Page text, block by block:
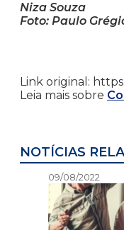
Niza Souza
Foto: Paulo
Link original:
Leia mais sobre
NOTÍCIAS
09/08/2022